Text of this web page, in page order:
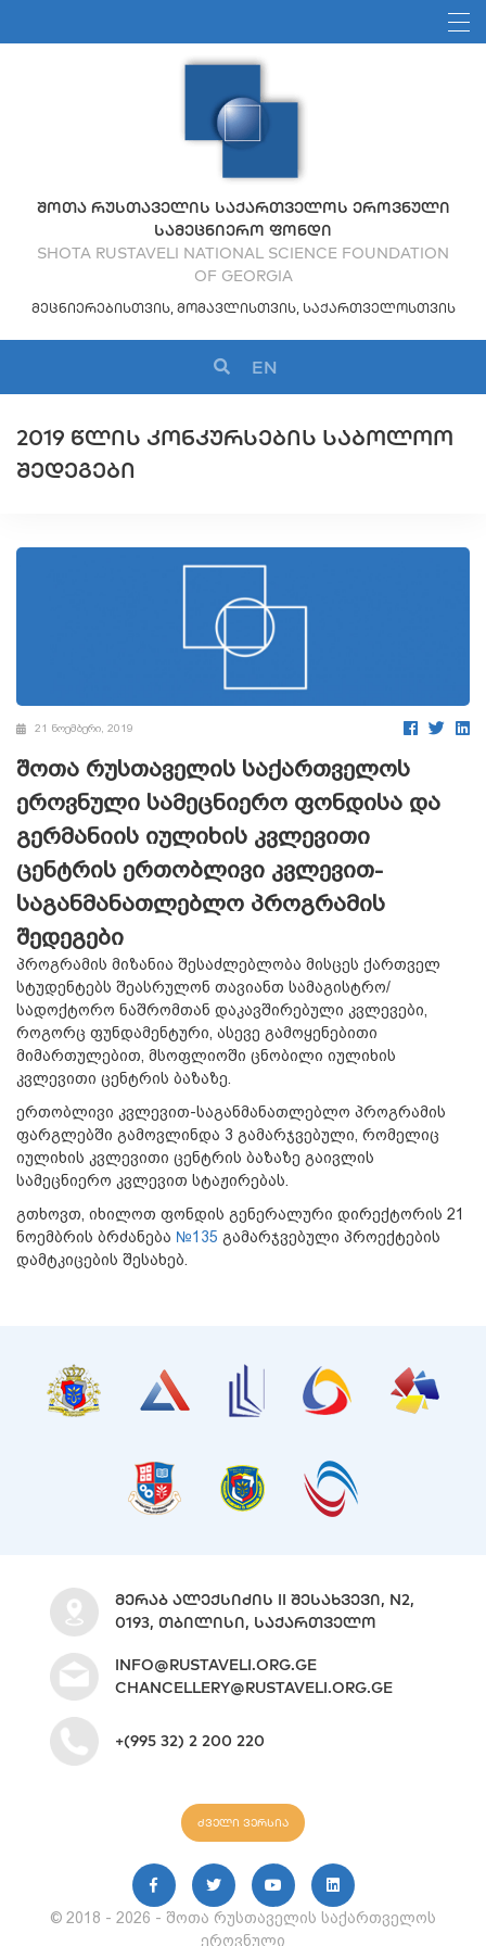
ᲨᲝᲗᲐ ᲠᲣᲡᲗᲐᲕᲔᲚᲘᲡ ᲡᲐᲥᲐᲠᲗᲕᲔᲚᲝᲡ ᲔᲠᲝᲕᲜᲣᲚᲘ
ᲡᲐᲛᲔᲪᲜᲘᲔᲠᲝ ᲤᲝᲜᲓᲘ
SHOTA RUSTAVELI NATIONAL SCIENCE FOUNDATION
OF GEORGIA
ᲛᲔᲪᲜᲘᲔᲠᲔᲑᲘᲡᲗᲕᲘᲡ, ᲛᲝᲛᲐᲕᲚᲘᲡᲗᲕᲘᲡ, ᲡᲐᲥᲐᲠᲗᲕᲔᲚᲝᲡᲗᲕᲘᲡ
EN
2019 ᲬᲚᲘᲡ ᲙᲝᲜᲙᲣᲠᲡᲔᲑᲘᲡ ᲡᲐᲑᲝᲚᲝᲝ
ᲨᲔᲓᲔᲒᲔᲑᲘ
21 ნოემბერი, 2019
შოთა რუსთაველის საქართველოს
ეროვნული სამეცნიერო ფონდისა და
გერმანიის იულიხის კვლევითი
ცენტრის ერთობლივი კვლევით-
საგანმანათლებლო პროგრამის
შედეგები
პროგრამის მიზანია შესაძლებლობა მისცეს ქართველ
სტუდენტებს შეასრულონ თავიანთ სამაგისტრო/
სადოქტორო ნაშრომთან დაკავშირებული კვლევები,
როგორც ფუნდამენტური, ასევე გამოყენებითი
მიმართულებით, მსოფლიოში ცნობილი იულიხის
კვლევითი ცენტრის ბაზაზე.
ერთობლივი კვლევით-საგანმანათლებლო პროგრამის
ფარგლებში გამოვლინდა 3 გამარჯვებული, რომელიც
იულიხის კვლევითი ცენტრის ბაზაზე გაივლის
სამეცნიერო კვლევით სტაჟირებას.
გთხოვთ, იხილოთ ფონდის გენერალური დირექტორის 21
ნოემბრის ბრძანება №135 გამარჯვებული პროექტების
დამტკიცების შესახებ.
© 2018 - 2026 - შოთა რუსთაველის საქართველოს
ეროვნული
ᲛᲔᲠᲐᲑ ᲐᲚᲔᲥᲡᲘᲫᲘᲡ II ᲨᲔᲡᲐᲮᲕᲔᲕᲘ, N2,
0193, ᲗᲑᲘᲚᲘᲡᲘ, ᲡᲐᲥᲐᲠᲗᲕᲔᲚᲝ
INFO@RUSTAVELI.ORG.GE
CHANCELLERY@RUSTAVELI.ORG.GE
+(995 32) 2 200 220
ძველი ვერსია